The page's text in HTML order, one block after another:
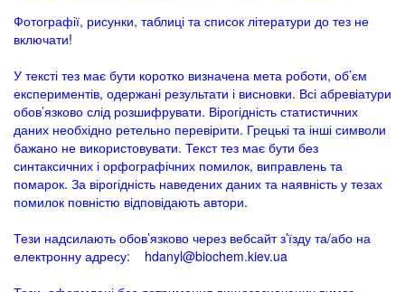
Фотографії, рисунки, таблиці та список літератури до тез не
включати!
У тексті тез має бути коротко визначена мета роботи, об’єм
експериментів, одержані результати і висновки. Всі абревіатури
обов’язково слід розшифрувати. Вірогідність статистичних
даних необхідно ретельно перевірити. Грецькі та інші символи
бажано не використовувати. Текст тез має бути без
синтаксичних і орфографічних помилок, виправлень та
помарок. За вірогідність наведених даних та наявність у тезах
помилок повністю відповідають автори.
Тези надсилають обов’язково через вебсайт з’їзду та/або на
електронну адресу: hdanyl@biochem.kiev.ua